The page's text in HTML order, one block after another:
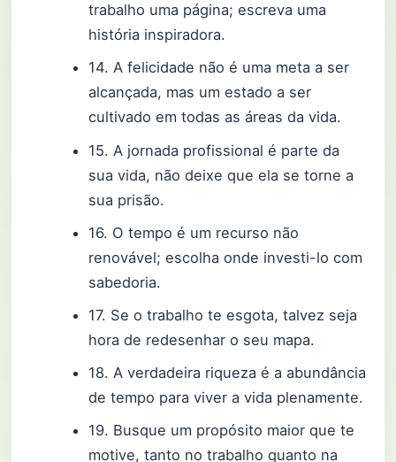
trabalho uma página; escreva uma
história inspiradora.
14. A felicidade não é uma meta a ser
alcançada, mas um estado a ser
cultivado em todas as áreas da vida.
15. A jornada profissional é parte da
sua vida, não deixe que ela se torne a
sua prisão.
16. O tempo é um recurso não
renovável; escolha onde investi-lo com
sabedoria.
17. Se o trabalho te esgota, talvez seja
hora de redesenhar o seu mapa.
18. A verdadeira riqueza é a abundância
de tempo para viver a vida plenamente.
19. Busque um propósito maior que te
motive, tanto no trabalho quanto na